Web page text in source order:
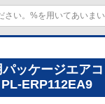
ッケージエア
ERP112EA9